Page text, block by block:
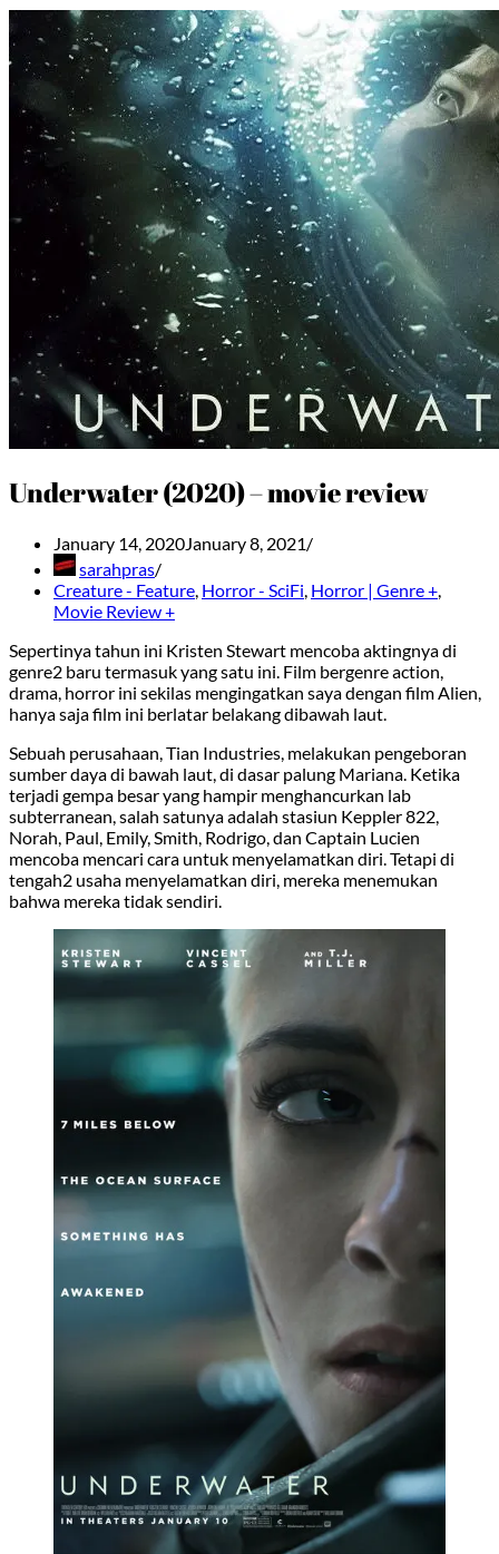
Underwater (2020) – movie review
January 14, 2020January 8, 2021
sarahpras
Creature - Feature, Horror - SciFi, Horror | Genre +,
Movie Review +
Sepertinya tahun ini Kristen Stewart mencoba aktingnya di
genre2 baru termasuk yang satu ini. Film bergenre action,
drama, horror ini sekilas mengingatkan saya dengan film Alien,
hanya saja film ini berlatar belakang dibawah laut.
Sebuah perusahaan, Tian Industries, melakukan pengeboran
sumber daya di bawah laut, di dasar palung Mariana. Ketika
terjadi gempa besar yang hampir menghancurkan lab
subterranean, salah satunya adalah stasiun Keppler 822,
Norah, Paul, Emily, Smith, Rodrigo, dan Captain Lucien
mencoba mencari cara untuk menyelamatkan diri. Tetapi di
tengah2 usaha menyelamatkan diri, mereka menemukan
bahwa mereka tidak sendiri.